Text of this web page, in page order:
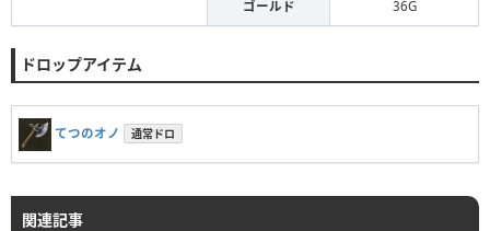
ゴールド 36G
ドロップアイテム
てつのオノ 通常ドロ
関連記事